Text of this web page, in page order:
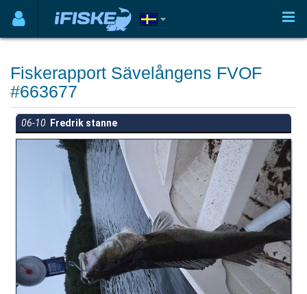
Fiskerapport Sävelångens FVOF
#663677
06-10 Fredrik stanne